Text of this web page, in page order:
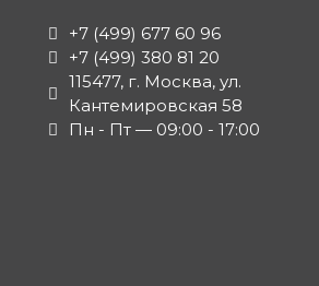
+7 (499) 677 60 96
+7 (499) 380 81 20
115477, г. Москва, ул.
Кантемировская 58
Пн - Пт — 09:00 - 17:00